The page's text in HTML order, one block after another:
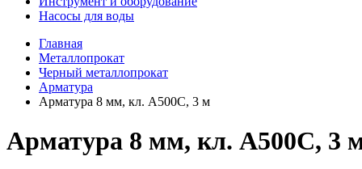
Насосы для воды
Главная
Металлопрокат
Черный металлопрокат
Арматура
Арматура 8 мм, кл. А500С, 3 м
Арматура 8 мм, кл. А500С, 3